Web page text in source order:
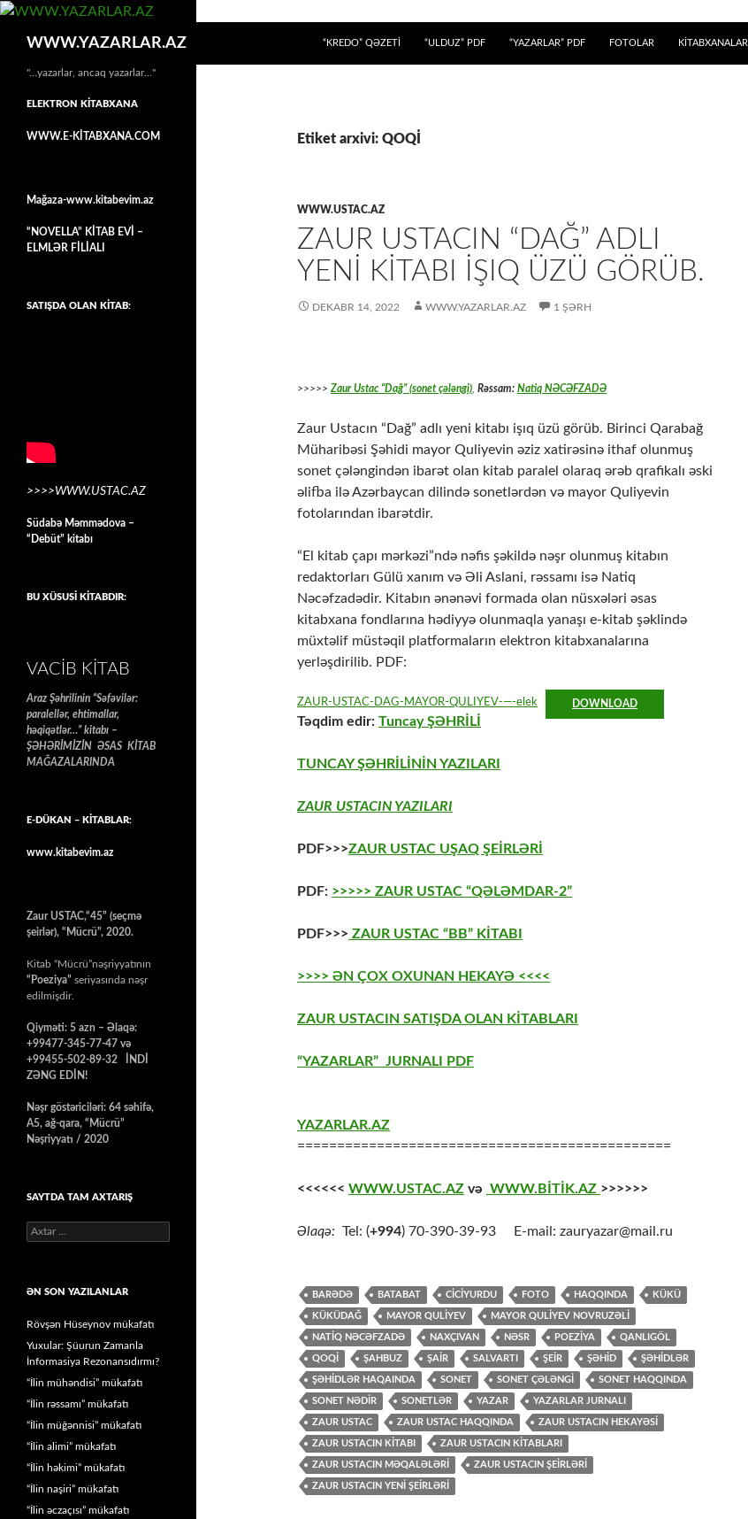
WWW.YAZARLAR.AZ
“KREDO” QƏZETİ
“ULDUZ” PDF “YAZARLAR” PDF FOTOLAR KİTABXANALAR
Etiket arxivi: QOQİ
WWW.USTAC.AZ
ZAUR USTACIN “DAĞ” ADLI
YENİ KİTABI İŞIQ ÜZÜ GÖRÜB.
DEKABR 14, 2022 WWW.YAZARLAR.AZ 1 ŞƏRH
>>>>> Zaur Ustac “Dağ” (sonet çələngi) Rəssam: Natiq NƏCƏFZADƏ
Zaur Ustacın “Dağ” adlı yeni kitabı işıq üzü görüb. Birinci Qarabağ
Müharibəsi Şəhidi mayor Quliyevin əziz xatirəsinə ithaf olunmuş
sonet çələngindən ibarət olan kitab paralel olaraq ərəb qrafikalı əski
əlifba ilə Azərbaycan dilində sonetlərdən və mayor Quliyevin
fotolarından ibarətdir.
“El kitab çapı mərkəzi”ndə nəfis şəkildə nəşr olunmuş kitabın
redaktorları Gülü xanım və Əli Aslani, rəssamı isə Natiq
Nəcəfzadədir. Kitabın ənənəvi formada olan nüsxələri əsas
kitabxana fondlarına hədiyyə olunmaqla yanaşı e-kitab şəklində
müxtəlif müstəqil platformaların elektron kitabxanalarına
yerləşdirilib. PDF:
ZAUR-USTAC-DAG-MAYOR-QULIYEV-—-elek DOWNLOAD
Təqdim edir: Tuncay ŞƏHRİLİ
TUNCAY ŞƏHRİLİNİN YAZILARI
ZAUR USTACIN YAZILARI
PDF>>>ZAUR USTAC UŞAQ ŞEİRLƏRİ
PDF: >>>>> ZAUR USTAC “QƏLƏMDAR-2”
PDF>>> ZAUR USTAC “BB” KİTABI
>>>> ƏN ÇOX OXUNAN HEKAYƏ <<<<
ZAUR USTACIN SATIŞDA OLAN KİTABLARI
“YAZARLAR” JURNALI PDF
YAZARLAR.AZ
===============================================
<<<<<< WWW.USTAC.AZ və WWW.BİTİK.AZ >>>>>>
Əlaqə: Tel: (+994) 70-390-39-93 E-mail: zauryazar@mail.ru
BARƏDƏ BATABAT CİCİYURDU FOTO HAQQINDA KÜKÜ
KÜKÜDAĞ MAYOR QULİYEV MAYOR QULIYEV NOVRUZƏLI
NATİQ NƏCƏFZADƏ NAXÇIVAN NƏSR POEZİYA QANLIGÖL
QOQİ ŞAHBUZ ŞAİR SALVARTI ŞEİR ŞƏHİD ŞƏHİDLƏR
ŞƏHİDLƏR HAQAINDA SONET SONET ÇƏLƏNGI SONET HAQQINDA
SONET NƏDİR SONETLƏR YAZAR YAZARLAR JURNALI
ZAUR USTAC ZAUR USTAC HAQQINDA ZAUR USTACIN HEKAYƏSİ
ZAUR USTACIN KİTABI ZAUR USTACIN KİTABLARI
ZAUR USTACIN MƏQALƏLƏRİ ZAUR USTACIN ŞEİRLƏRİ
ZAUR USTACIN YENİ ŞEİRLƏRİ
"…yazarlar, ancaq yazarlar…"
ELEKTRON KİTABXANA
WWW.E-KİTABXANA.COM
Mağaza-www.kitabevim.az
“NOVELLA” KİTAB EVİ –
ELMLƏR FİLİALI
SATIŞDA OLAN KİTAB:
>>>>WWW.USTAC.AZ
Südabə Məmmədova –
“Debüt” kitabı
BU XÜSUSİ KİTABDIR:
VACIB KITAB
Araz Şəhrilinin “Səfəvilər:
paralellər, ehtimallar,
həqiqətlər…” kitabı –
ŞƏHƏRİMİZİN ƏSAS KİTAB
MAĞAZALARINDA
E-DÜKAN – KİTABLAR:
www.kitabevim.az
Zaur USTAC,“45” (seçmə
şeirlər), “Mücrü”, 2020.
Kitab “Mücrü”nəşriyyatının
“Poeziya” seriyasında nəşr
edilmişdir.
Qiyməti: 5 azn – Əlaqə:
+99477-345-77-47 və
+99455-502-89-32 İNDİ
ZƏNG EDİN!
Nəşr göstəriciləri: 64 səhifə,
A5, ağ-qara, “Mücrü”
Nəşriyyatı / 2020
SAYTDA TAM AXTARIŞ
Axtarış:
ƏN SON YAZILANLAR
Rövşən Hüseynov mükafatı
Yuxular: Şüurun Zamanla
İnformasiya Rezonansıdırmı?
“İlin mühəndisi” mükafatı
“İlin rəssamı” mükafatı
“İlin müğənnisi” mükafatı
“İlin alimi” mükafatı
“İlin həkimi” mükafatı
“İlin naşiri” mükafatı
“İlin əczaçısı” mükafatı